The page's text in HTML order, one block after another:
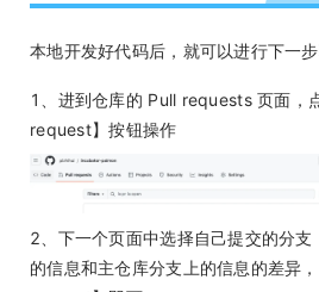
本地开发好代码后，就可以进行下一步
1、进到仓库的 Pull requests 页面，
request】按钮操作
2、下一个页面中选择自己提交的分
的信息和主仓库分支上的信息的差异